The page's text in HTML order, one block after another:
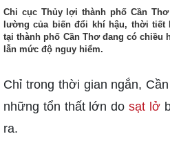
Chi cục Thủy lợi thành phố Cần
lường của biến đổi khí hậu, thời
tại thành phố Cần Thơ đang có chiều
lẫn mức độ nguy hiểm.
Chỉ trong thời gian ngắn,
những tổn thất lớn do sạt lở
ra.